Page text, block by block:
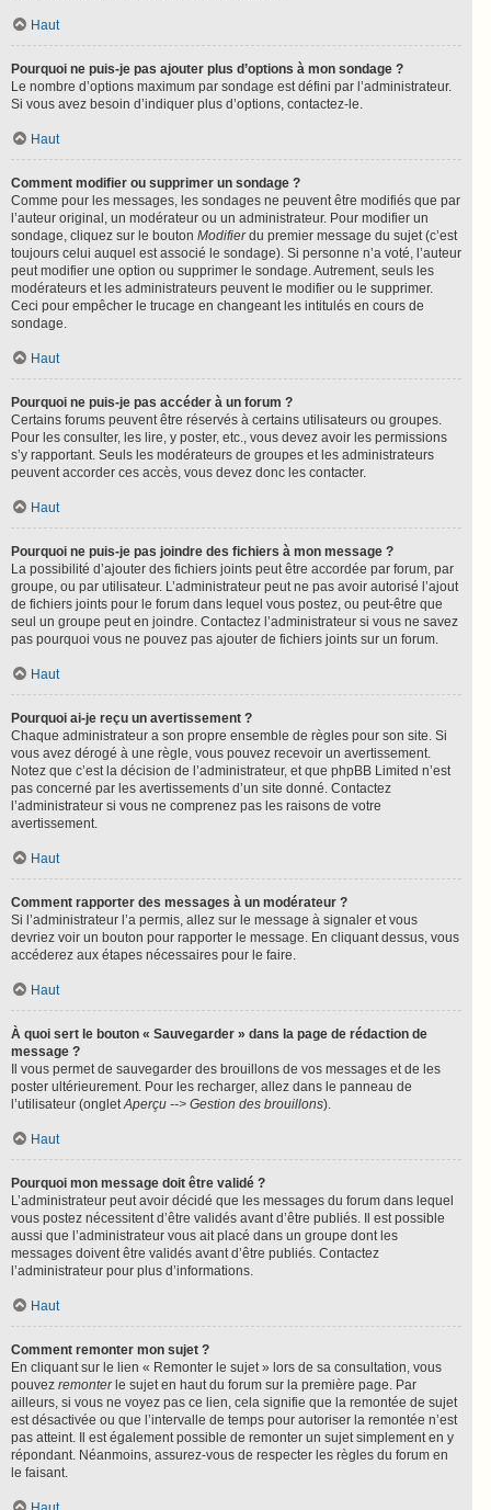
Haut
Pourquoi ne puis-je pas ajouter plus d’options à mon sondage ?
Le nombre d’options maximum par sondage est défini par l’administrateur.
Si vous avez besoin d’indiquer plus d’options, contactez-le.
Haut
Comment modifier ou supprimer un sondage ?
Comme pour les messages, les sondages ne peuvent être modifiés que par
l’auteur original, un modérateur ou un administrateur. Pour modifier un
sondage, cliquez sur le bouton Modifierdu premier message du sujet (c’est
toujours celui auquel est associé le sondage). Si personne n’a voté, l’auteur
peut modifier une option ou supprimer le sondage. Autrement, seuls les
modérateurs et les administrateurs peuvent le modifier ou le supprimer.
Ceci pour empêcher le trucage en changeant les intitulés en cours de
sondage.
Haut
Pourquoi ne puis-je pas accéder à un forum ?
Certains forums peuvent être réservés à certains utilisateurs ou groupes.
Pour les consulter, les lire, y poster, etc., vous devez avoir les permissions
s’y rapportant. Seuls les modérateurs de groupes et les administrateurs
peuvent accorder ces accès, vous devez donc les contacter.
Haut
Pourquoi ne puis-je pas joindre des fichiers à mon message ?
La possibilité d’ajouter des fichiers joints peut être accordée par forum, par
groupe, ou par utilisateur. L’administrateur peut ne pas avoir autorisé l’ajout
de fichiers joints pour le forum dans lequel vous postez, ou peut-être que
seul un groupe peut en joindre. Contactez l’administrateur si vous ne savez
pas pourquoi vous ne pouvez pas ajouter de fichiers joints sur un forum.
Haut
Pourquoi ai-je reçu un avertissement ?
Chaque administrateur a son propre ensemble de règles pour son site. Si
vous avez dérogé à une règle, vous pouvez recevoir un avertissement.
Notez que c’est la décision de l’administrateur, et que phpBB Limited n’est
pas concerné par les avertissements d’un site donné. Contactez
l’administrateur si vous ne comprenez pas les raisons de votre
avertissement.
Haut
Comment rapporter des messages à un modérateur ?
Si l’administrateur l’a permis, allez sur le message à signaler et vous
devriez voir un bouton pour rapporter le message. En cliquant dessus, vous
accéderez aux étapes nécessaires pour le faire.
Haut
À quoi sert le bouton « Sauvegarder » dans la page de rédaction de
message ?
Il vous permet de sauvegarder des brouillons de vos messages et de les
poster ultérieurement. Pour les recharger, allez dans le panneau de
l’utilisateur (ongletAperçu --> Gestion des brouillons).
Haut
Pourquoi mon message doit être validé ?
L’administrateur peut avoir décidé que les messages du forum dans lequel
vous postez nécessitent d’être validés avant d’être publiés. Il est possible
aussi que l’administrateur vous ait placé dans un groupe dont les
messages doivent être validés avant d’être publiés. Contactez
l’administrateur pour plus d’informations.
Haut
Comment remonter mon sujet ?
En cliquant sur le lien « Remonter le sujet » lors de sa consultation, vous
pouvez remonterle sujet en haut du forum sur la première page. Par
ailleurs, si vous ne voyez pas ce lien, cela signifie que la remontée de sujet
est désactivée ou que l’intervalle de temps pour autoriser la remontée n’est
pas atteint. Il est également possible de remonter un sujet simplement en y
répondant. Néanmoins, assurez-vous de respecter les règles du forum en
le faisant.